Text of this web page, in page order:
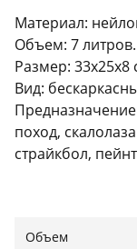
Материал:
Объем: 7 литров.
Размер: 33х25х8
Вид:
поход,
страйкбол,
Объем